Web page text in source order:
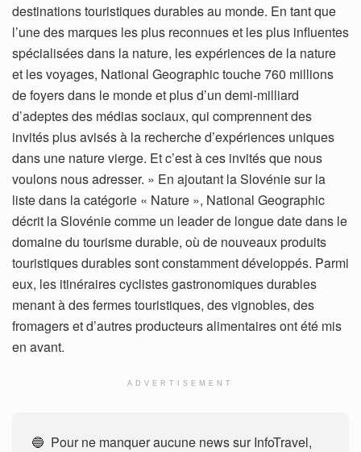
destinations touristiques durables au monde. En tant que
l’une des marques les plus reconnues et les plus influentes
spécialisées dans la nature, les expériences de la nature
et les voyages, National Geographic touche 760 millions
de foyers dans le monde et plus d’un demi-milliard
d’adeptes des médias sociaux, qui comprennent des
invités plus avisés à la recherche d’expériences uniques
dans une nature vierge. Et c’est à ces invités que nous
voulons nous adresser. » En ajoutant la Slovénie sur la
liste dans la catégorie « Nature », National Geographic
décrit la Slovénie comme un leader de longue date dans le
domaine du tourisme durable, où de nouveaux produits
touristiques durables sont constamment développés. Parmi
eux, les itinéraires cyclistes gastronomiques durables
menant à des fermes touristiques, des vignobles, des
fromagers et d’autres producteurs alimentaires ont été mis
en avant.
ADVERTISEMENT
🔵 Pour ne manquer aucune news sur InfoTravel,